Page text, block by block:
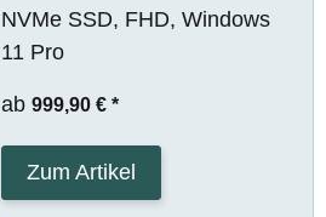
NVMe SSD, FHD, Windows
11 Pro
ab 999,90 € *
Zum Artikel